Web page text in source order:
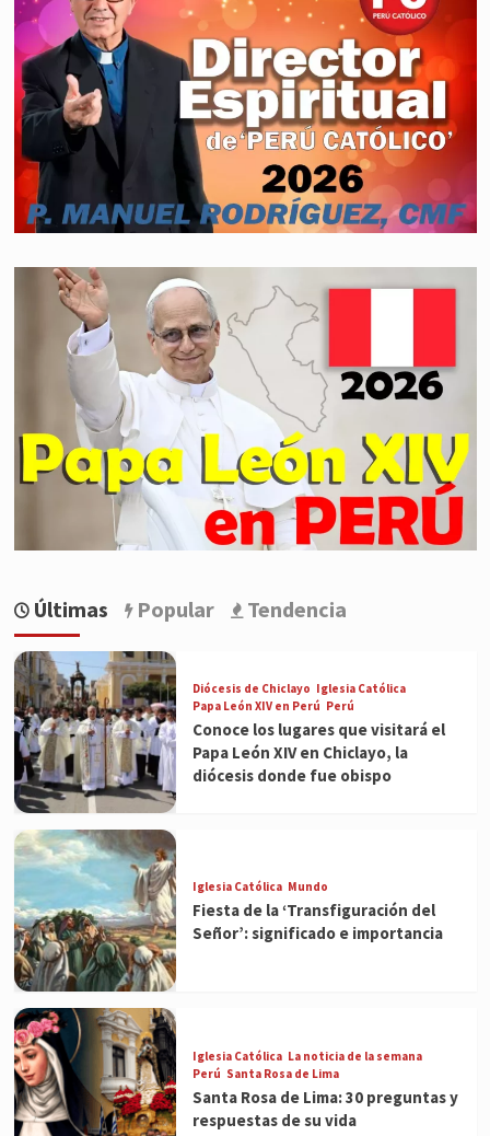
Últimas Popular Tendencia
Diócesis de Chiclayo Iglesia Católica
Papa León XIV en Perú Perú
Conoce los lugares que visitará el
Papa León XIV en Chiclayo, la
diócesis donde fue obispo
Iglesia Católica Mundo
Fiesta de la ‘Transfiguración del
Señor’: significado e importancia
Iglesia Católica La noticia de la semana
Perú Santa Rosa de Lima
Santa Rosa de Lima: 30 preguntas y
respuestas de su vida